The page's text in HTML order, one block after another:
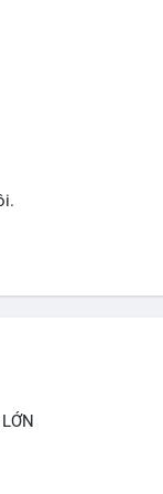
tiền vào/ra các sàn
cao trong thời